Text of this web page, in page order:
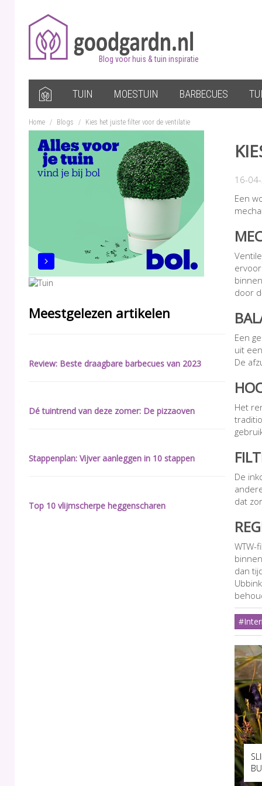
Blog voor huis & tuin inspiratie
TUIN MOESTUIN BARBECUES
Home / Blogs / Kies het juiste filter voor de ventilatie
Meestgelezen artikelen
Review: Beste draagbare barbecues van 2023
Dé tuintrend van deze zomer: De pizzaoven
Stappenplan: Vijver aanleggen in 10 stappen
Top 10 vlijmscherpe heggenscharen
16-
Een
door
Een
uit
De
Het
De
dat
dan